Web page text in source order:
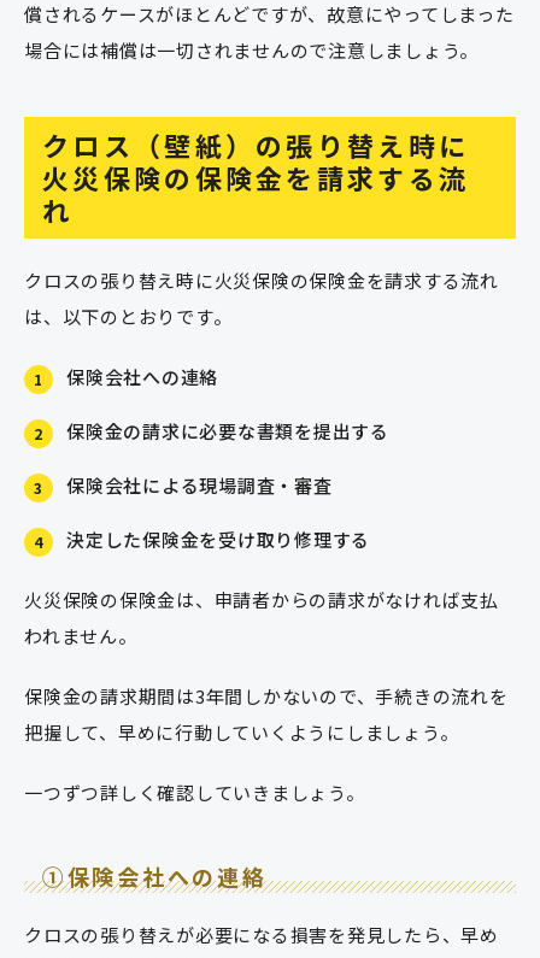
償されるケースがほとんどですが、故意にやってしまった
場合には補償は一切されませんので注意しましょう。
クロス（壁紙）の張り替え時に
火災保険の保険金を請求する流
れ
クロスの張り替え時に火災保険の保険金を請求する流れ
は、以下のとおりです。
1 保険会社への連絡
2 保険金の請求に必要な書類を提出する
3 保険会社による現場調査・審査
4 決定した保険金を受け取り修理する
火災保険の保険金は、申請者からの請求がなければ支払
われません。
保険金の請求期間は3年間しかないので、手続きの流れを
把握して、早めに行動していくようにしましょう。
一つずつ詳しく確認していきましょう。
①保険会社への連絡
クロスの張り替えが必要になる損害を発見したら、早め